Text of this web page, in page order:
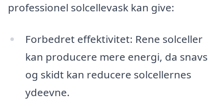
professionel solcellevask kan give:
Forbedret effektivitet: Rene solceller
kan producere mere energi, da snavs
og skidt kan reducere solcellernes
ydeevne.